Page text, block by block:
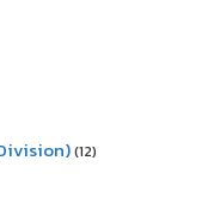
(12)